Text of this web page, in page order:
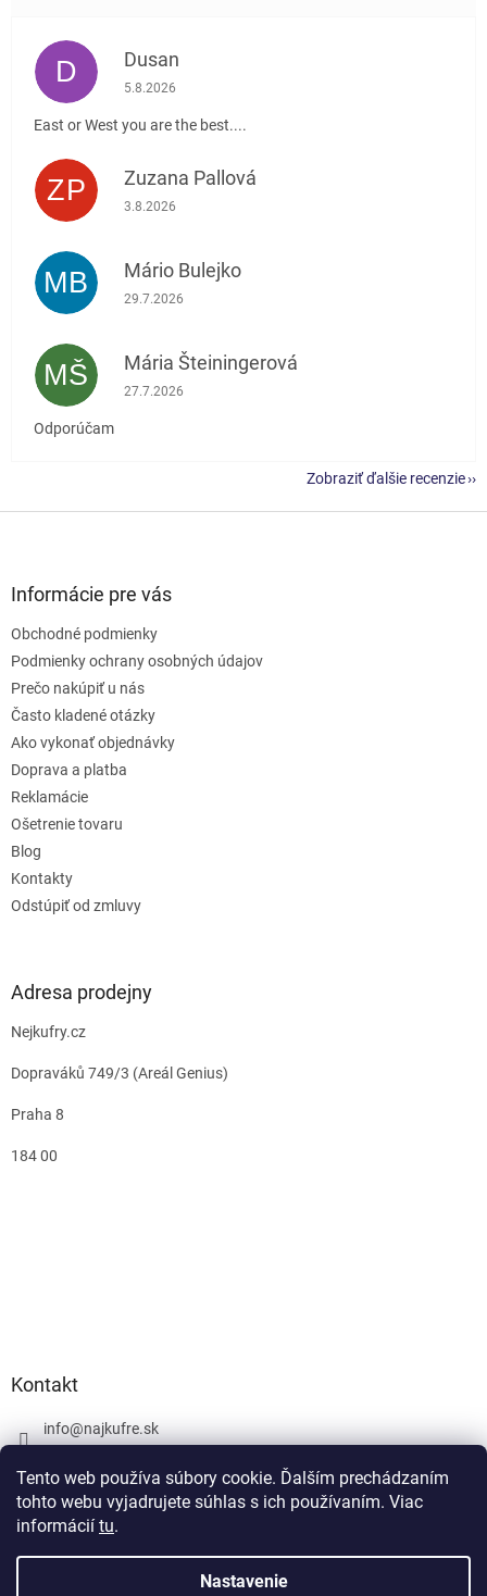
Tento web používa súbory cookie. Ďalším prechádzaním
tohto webu vyjadrujete súhlas s ich používaním. Viac
informácií tu.
Nastavenie
D Dusan
Hodnotenie obchodu je 5 z 5 hviezdičiek.
5.8.2026
East or West you are the best....
ZP Zuzana Pallová
Hodnotenie obchodu je 5 z 5 hviezdičiek.
3.8.2026
MB Mário Bulejko
Hodnotenie obchodu je 5 z 5 hviezdičiek.
29.7.2026
MŠ Mária Šteiningerová
Hodnotenie obchodu je 5 z 5 hviezdičiek.
27.7.2026
Odporúčam
Zobraziť ďalšie recenzie
Informácie pre vás
Obchodné podmienky
Podmienky ochrany osobných údajov
Prečo nakúpiť u nás
Často kladené otázky
Ako vykonať objednávky
Doprava a platba
Reklamácie
Ošetrenie tovaru
Blog
Kontakty
Odstúpiť od zmluvy
Adresa prodejny
Nejkufry.cz
Dopraváků 749/3 (Areál Genius)
Praha 8
184 00
Kontakt
info@najkufre.sk
Facebook
Vytvoril Shoptet